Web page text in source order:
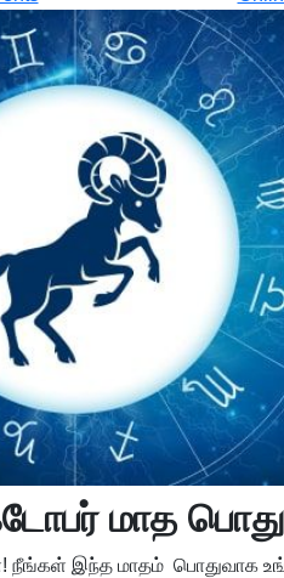
மாத
நீங்கள் இந்த மாதம் பொதுவாக